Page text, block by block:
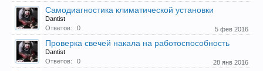
Самодиагностика климатической установки
Dantist
Ответов:
0 5 фев 2016
Проверка свечей накала на работоспособность
Dantist
Ответов:
0 28 янв 2016